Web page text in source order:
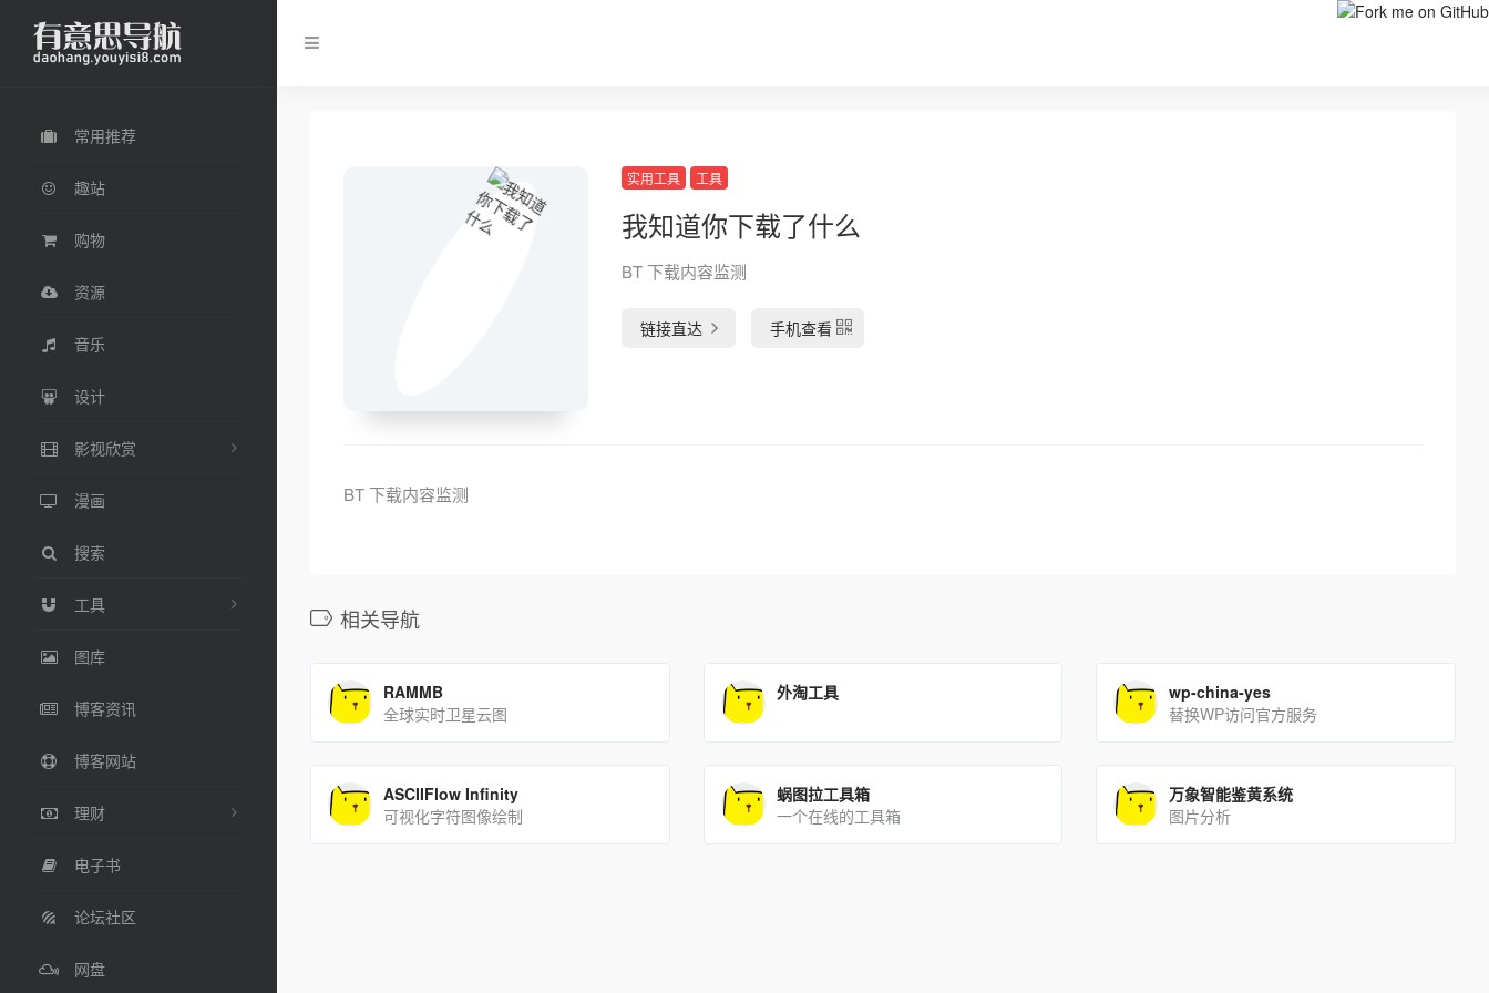
常用推荐
趣站
购物
资源
音乐
设计
影视欣赏
漫画
搜索
工具
图库
博客资讯
博客网站
理财
电子书
论坛社区
网盘
实用工具 工具
我知道你下载了什么
BT 下载内容监测
链接直达 手机查看
BT 下载内容监测
相关导航
RAMMB
全球实时卫星云图
外淘工具
wp-china-yes
替换WP访问官方服务
ASCIIFlow Infinity
可视化字符图像绘制
蜗图拉工具箱
一个在线的工具箱
万象智能鉴黄系统
图片分析